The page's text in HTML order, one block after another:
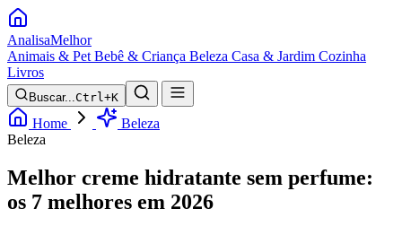
AnalisaMelhor
Animais & Pet Bebê & Criança Beleza Casa & Jardim Cozinha
Livros
Buscar...Ctrl+K
Home
Beleza
Beleza
Melhor creme hidratante sem perfume:
os 7 melhores em 2026